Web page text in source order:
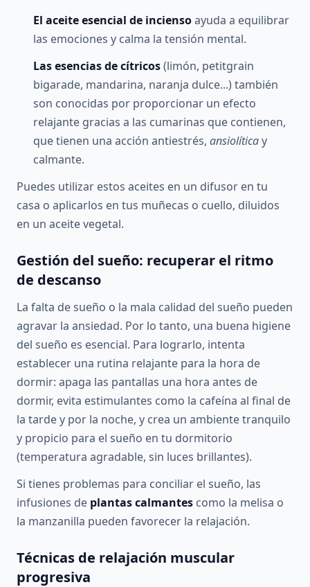
El aceite esencial de inciensoayuda a equilibrar
las emociones y calma la tensión mental.
Las esencias de cítricos(limón, petitgrain
bigarade, mandarina, naranja dulce...) también
son conocidas por proporcionar un efecto
relajante gracias a las cumarinas que contienen,
que tienen una acción antiestrés, ansiolíticay
calmante.
Puedes utilizar estos aceites en un difusor en tu
casa o aplicarlos en tus muñecas o cuello, diluidos
en un aceite vegetal.
Gestión del sueño: recuperar el ritmo
de descanso
La falta de sueño o la mala calidad del sueño pueden
agravar la ansiedad. Por lo tanto, una buena higiene
del sueño es esencial. Para lograrlo, intenta
establecer una rutina relajante para la hora de
dormir: apaga las pantallas una hora antes de
dormir, evita estimulantes como la cafeína al final de
la tarde y por la noche, y crea un ambiente tranquilo
y propicio para el sueño en tu dormitorio
(temperatura agradable, sin luces brillantes).
Si tienes problemas para conciliar el sueño, las
infusiones de plantas calmantes como la melisa o
la manzanilla pueden favorecer la relajación.
Técnicas de relajación muscular
progresiva